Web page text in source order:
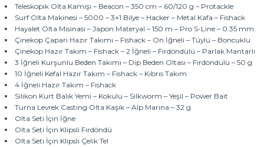
Teleskopik Olta Kamışı – Beacon – 350 cm – 60/120 g – Protackle
Surf Olta Makinesi – 5000 – 3+1 Bilye – Hacker – Metal Kafa – Fishack
Hayalet Olta Misinası – Japon Materyal – 150 m – Pro S-Line – 0.35 mm
Çinekop Çapari Hazır Takımı – Fishack – On İğneli – Tüylü – Boncuklu
Çinekop Hazır Takım – Fishack – 2 İğneli – Fırdöndülü – Parlak Mantarlı
3 İğneli Kurşunlu Beden Takımı – Dip Beden Oltası – Fırdöndülü – 50 g
10 İğneli Kefal Hazır Takım – Fishack – Kıbrıs Takım
4 İğneli Hazır Takım – Fishack
Silikon Kurt Balık Yemi – Kokulu – Silkworm – Yeşil – Power Bait
Turna Levrek Casting Olta Kaşık – Alp Marina – 32 g
Olta Seti İçin İğne
Olta Seti İçin Klipsli Fırdöndü
Olta Seti İçin Klipsli Çelik Tel